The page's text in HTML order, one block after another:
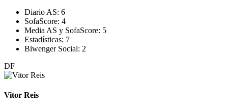
Diario AS: 6
SofaScore: 4
Media AS y SofaScore: 5
Estadísticas: 7
Biwenger Social: 2
DF
Vitor Reis